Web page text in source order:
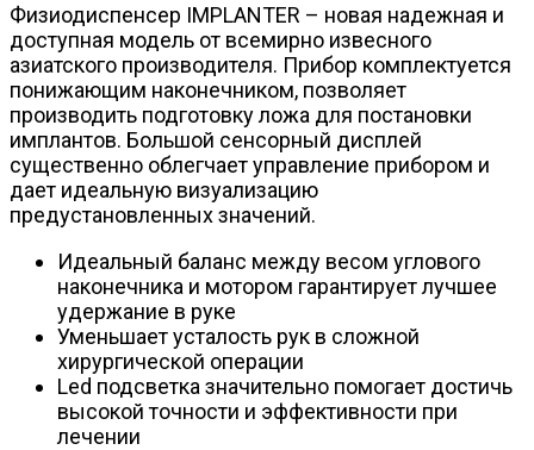
Физиодиспенсер IMPLANTER – новая надежная и
доступная модель от всемирно извесного
азиатского производителя. Прибор комплектуется
понижающим наконечником, позволяет
производить подготовку ложа для постановки
имплантов. Большой сенсорный дисплей
существенно облегчает управление прибором и
дает идеальную визуализацию
предустановленных значений.
Идеальный баланс между весом углового
наконечника и мотором гарантирует лучшее
удержание в руке
Уменьшает усталость рук в сложной
хирургической операции
Led подсветка значительно помогает достичь
высокой точности и эффективности при
лечении